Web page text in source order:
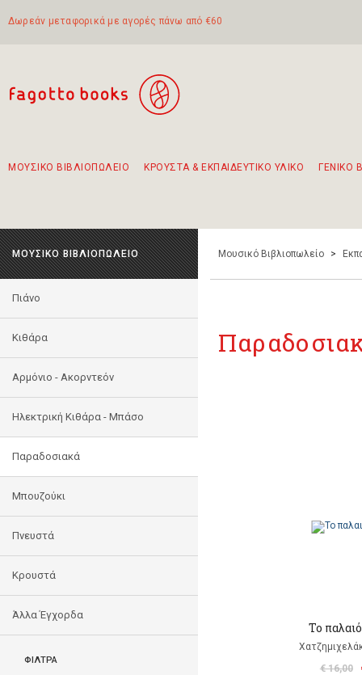
Δωρεάν μεταφορικά με αγορές πάνω από €60
ΜΟΥΣΙΚΟ ΒΙΒΛΙΟΠΩΛΕΙΟ ΚΡΟΥΣΤΑ & ΕΚΠΑΙΔΕΥΤΙΚΟ ΥΛΙΚΟ ΓΕΝΙΚΟ
ΜΟΥΣΙΚΟ ΒΙΒΛΙΟΠΩΛΕΙΟ
Πιάνο
Κιθάρα
Αρμόνιο - Ακορντεόν
Ηλεκτρική Κιθάρα - Μπάσο
Παραδοσιακά
Μπουζούκι
Πνευστά
Κρουστά
Άλλα Έγχορδα
ΦΙΛΤΡΑ
Μουσικό Βιβλιοπωλείο >
Το
€ 16,00